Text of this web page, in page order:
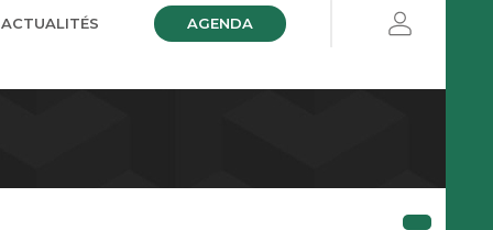
ACTUALITÉS AGENDA